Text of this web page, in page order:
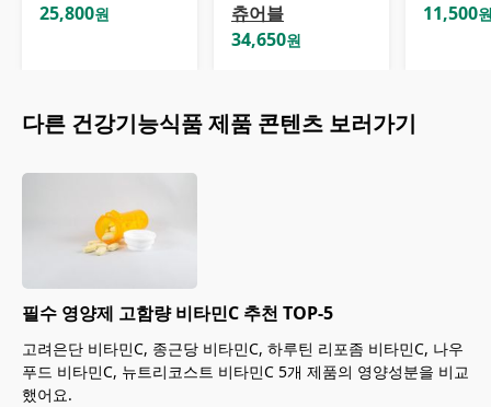
25,800원
츄어블
34,650원
11,500
다른 건강기능식품제품 콘텐츠 보러가기
필수 영양제 고함량 비타민C 추천 TOP-5
고려은단 비타민C, 종근당 비타민C, 하루틴 리포좀 비타민C, 나우
푸드 비타민C, 뉴트리코스트 비타민C 5개 제품의 영양성분을 비교
했어요.